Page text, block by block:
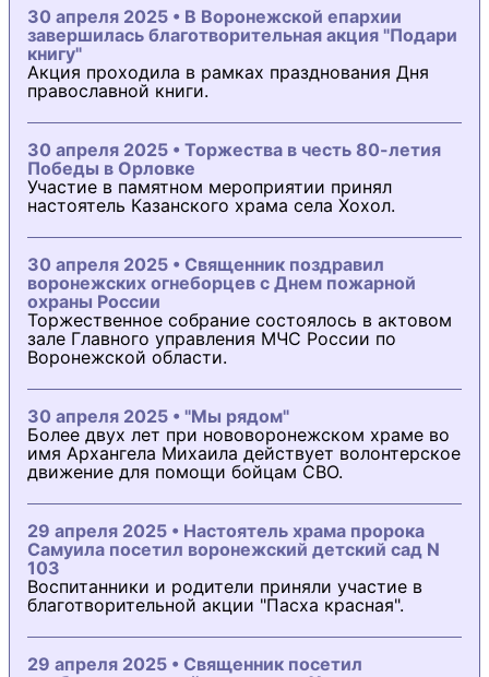
30 апреля 2025 • В Воронежской епархии
завершилась благотворительная акция "Подари
книгу"
Акция проходила в рамках празднования Дня
православной книги.
30 апреля 2025 • Торжества в честь 80-летия
Победы в Орловке
Участие в памятном мероприятии принял
настоятель Казанского храма села Хохол.
30 апреля 2025 • Священник поздравил
воронежских огнеборцев с Днем пожарной
охраны России
Торжественное собрание состоялось в актовом
зале Главного управления МЧС России по
Воронежской области.
30 апреля 2025 • "Мы рядом"
Более двух лет при нововоронежском храме во
имя Архангела Михаила действует волонтерское
движение для помощи бойцам СВО.
29 апреля 2025 • Настоятель храма пророка
Самуила посетил воронежский детский сад N
103
Воспитанники и родители приняли участие в
благотворительной акции "Пасха красная".
29 апреля 2025 • Священник посетил